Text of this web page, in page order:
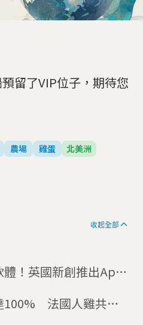
留了VIP位子，期待您
農場 雞蛋 北美洲
收起全部
體！英國新創推出App
100% 法國人雞共